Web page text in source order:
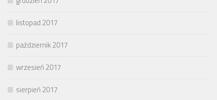
listopad 2017
październik 2017
wrzesień 2017
sierpień 2017